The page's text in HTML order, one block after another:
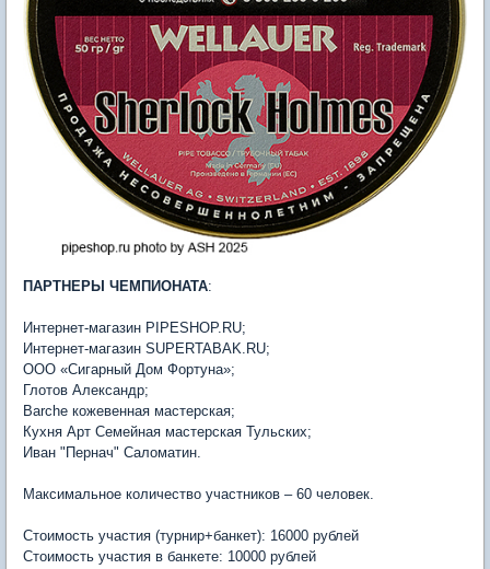
ПАРТНЕРЫ ЧЕМПИОНАТА:
Интернет-магазин PIPESHOP.RU;
Интернет-магазин SUPERTABAK.RU;
ООО «Сигарный Дом Фортуна»;
Глотов Александр;
Barche кожевенная мастерская;
Кухня Арт Семейная мастерская Тульских;
Иван "Пернач" Саломатин.
Максимальное количество участников – 60 человек.
Стоимость участия (турнир+банкет): 16000 рублей
Стоимость участия в банкете: 10000 рублей